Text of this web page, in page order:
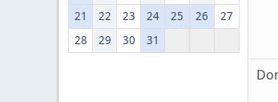
21
22 23 24 25 26
27
28
29 30 31